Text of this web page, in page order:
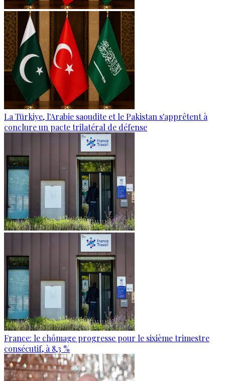
La Türkiye, l'Arabie saoudite et le Pakistan s'apprêtent à
conclure un pacte trilatéral de défense
France: le chômage progresse pour le sixième trimestre
consécutif, à 8,3 %